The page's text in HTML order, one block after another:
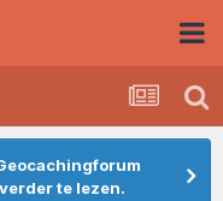
te lezen.